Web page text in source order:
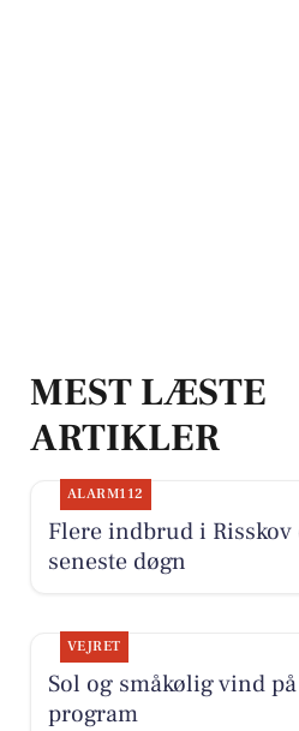
MEST LÆSTE
ARTIKLER
ALARM112
Flere indbrud i Risskov
seneste døgn
VEJRET
Sol og småkølig vind
program